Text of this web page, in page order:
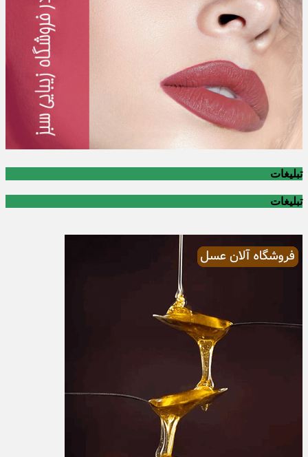
تبلیغات
تبلیغات